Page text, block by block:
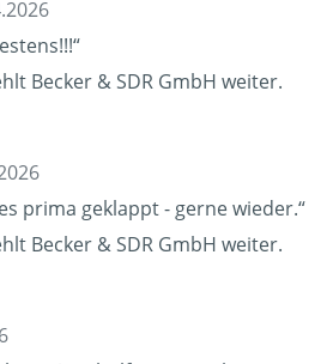
Becker & SDR GmbH weiter.
prima geklappt - gerne wieder.“
Becker & SDR GmbH weiter.